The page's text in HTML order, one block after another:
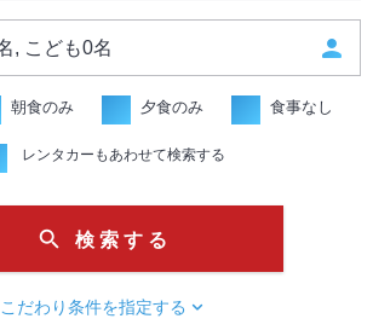
person
朝食のみ 夕食のみ 食事なし
こだわり条件を指定する chevron_right
レンタカーもあわせて検索する
search 検 索 す る